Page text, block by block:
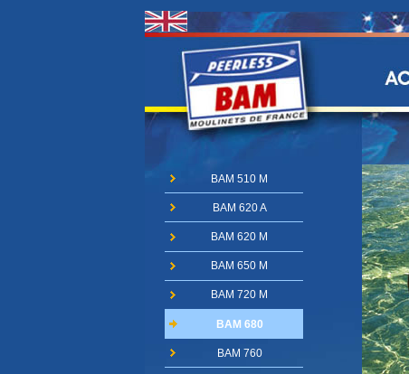
BAM 510 M
BAM 620 A
BAM 620 M
BAM 650 M
BAM 720 M
BAM 680
BAM 760